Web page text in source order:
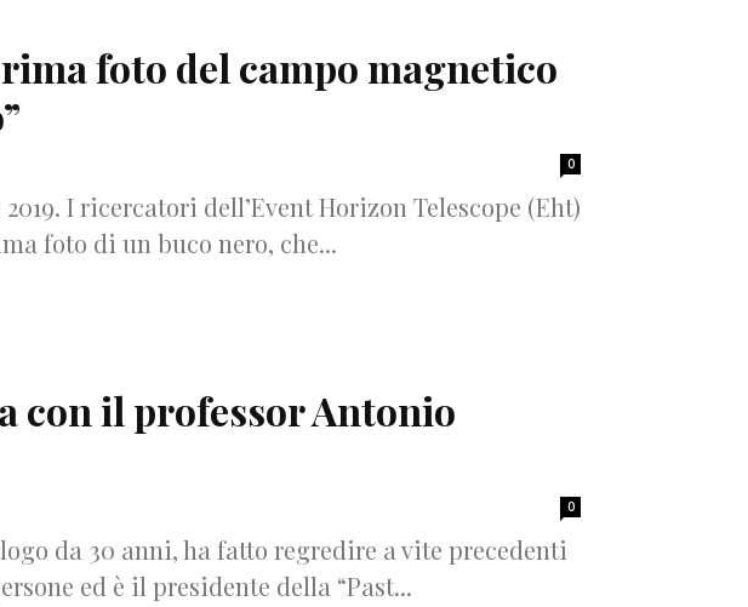
foto del campo magnetico
0
I ricercatori dell’Event Horizon Telescope (Eht)
foto di un buco nero, che...
con il professor Antonio
0
da 30 anni, ha fatto regredire a vite precedenti
ed è il presidente della “Past...